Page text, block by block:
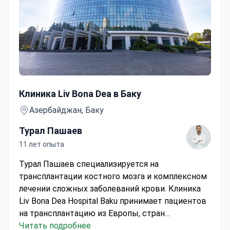
Клиника Liv Bona Dea в Баку
Азербайджан, Баку
Турал Пашаев
11 лет опыта
Турал Пашаев специализируется на
трансплантации костного мозга и комплексном
лечении сложных заболеваний крови. Клиника
Liv Bona Dea Hospital Baku принимает пациентов
на трансплантацию из Европы, стран
Содружества, Лиги арабских государств и стран
Читать подробнее